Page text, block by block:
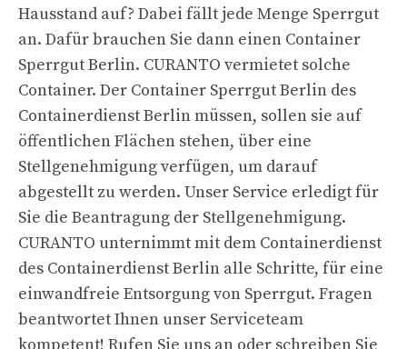
Hausstand auf? Dabei fällt jede Menge Sperrgut
an. Dafür brauchen Sie dann einen Container
Sperrgut Berlin. CURANTO vermietet solche
Container. Der Container Sperrgut Berlin des
Containerdienst Berlin müssen, sollen sie auf
öffentlichen Flächen stehen, über eine
Stellgenehmigung verfügen, um darauf
abgestellt zu werden. Unser Service erledigt für
Sie die Beantragung der Stellgenehmigung.
CURANTO unternimmt mit dem Containerdienst
des Containerdienst Berlin alle Schritte, für eine
einwandfreie Entsorgung von Sperrgut. Fragen
beantwortet Ihnen unser Serviceteam